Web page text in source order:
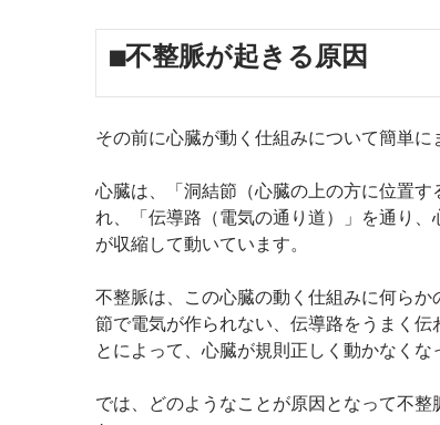
■不整脈が起きる原因
その前に心臓が動く仕組みについて簡単に
心臓は、「洞結節（心臓の上の方に位置す
れ、「伝導路（電気の通り道）」を通り、
が収縮して動いています。
不整脈は、この心臓の動く仕組みに何らか
節で電気が作られない、伝導路をうまく伝
とによって、心臓が規則正しく動かなくな
では、どのようなことが原因となって不整